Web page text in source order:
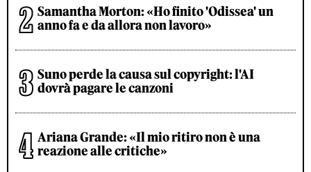
Samantha Morton: «Ho finito 'Odissea' un
anno fa e da allora non lavoro»
Suno perde la causa sul copyright: l'AI
dovrà pagare le canzoni
Ariana Grande: «Il mio ritiro non è una
reazione alle critiche»